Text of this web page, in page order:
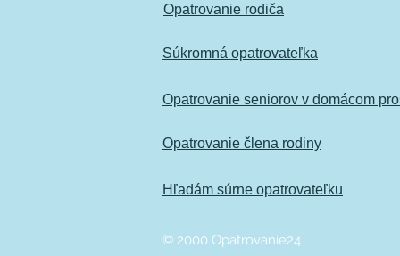
Opatrovanie rodiča
Súkromná opatrovateľka
Opatrovanie seniorov v domácom
Opatrovanie člena rodiny
Hľadám súrne opatrovateľku
© 2000 Opatrovanie24